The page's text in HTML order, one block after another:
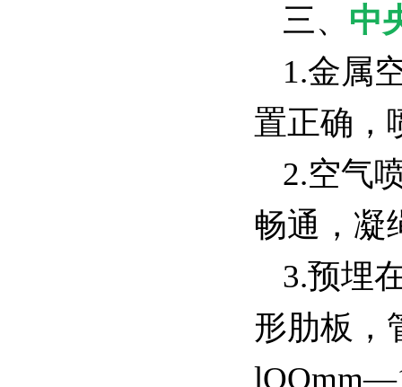
三、 中
1.金属
置正确
2.空气
畅通，凝
3.预埋
形肋板，